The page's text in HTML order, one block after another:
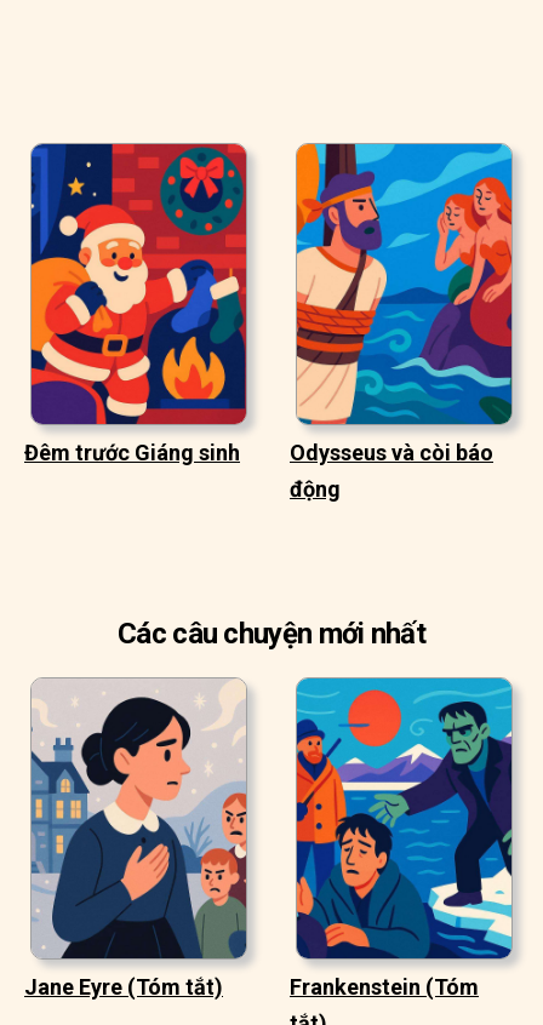
Đêm trước Giáng sinh
Odysseus và còi báo
động
Các câu chuyện mới nhất
Jane Eyre (Tóm tắt)
Frankenstein (Tóm